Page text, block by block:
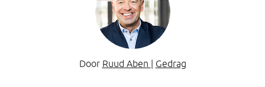
Door Ruud Aben | Gedrag